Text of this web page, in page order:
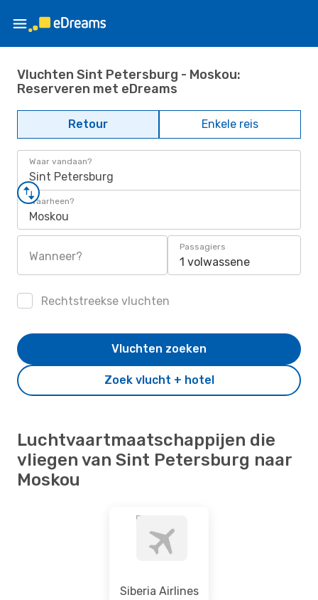
Vluchten Sint Petersburg - Moskou:
Reserveren met eDreams
Retour Enkele reis
Waar vandaan?
Sint Petersburg
Waarheen?
Moskou
Wanneer?
Passagiers
1 volwassene
Rechtstreekse vluchten
Zoek vlucht + hotel
Vluchten zoeken
Luchtvaartmaatschappijen die
vliegen van Sint Petersburg naar
Moskou
Siberia Airlines